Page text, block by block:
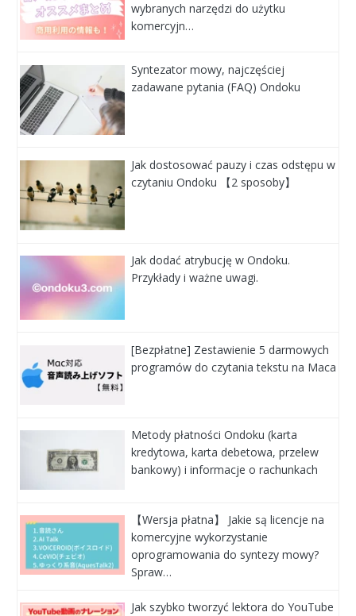
wybranych narzędzi do użytku
komercyjn…
Syntezator mowy, najczęściej
zadawane pytania (FAQ) Ondoku
Jak dostosować pauzy i czas odstępu w
czytaniu Ondoku 【2 sposoby】
Jak dodać atrybucję w Ondoku.
Przykłady i ważne uwagi.
[Bezpłatne] Zestawienie 5 darmowych
programów do czytania tekstu na Maca
Metody płatności Ondoku (karta
kredytowa, karta debetowa, przelew
bankowy) i informacje o rachunkach
【Wersja płatna】 Jakie są licencje na
komercyjne wykorzystanie
oprogramowania do syntezy mowy?
Spraw…
Jak szybko tworzyć lektora do YouTube